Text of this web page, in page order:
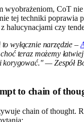
wyobrażeniom, CoT
tej techniki poprawia
halucynacjami czy
wyłącznie narzędzie –
choć teraz możemy
korygować." — Zespół
to chain of
chain of thought.